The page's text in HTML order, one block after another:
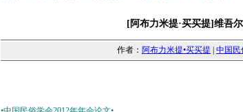
[阿布力米提·买买提]维吾
作者： 阿布力米提•买买提 中国民